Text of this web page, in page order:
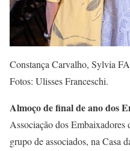
Constança Carvalho, Sylvia
Fotos: Ulisses Franceschi.
Almoço de final de ano dos
Associação dos
grupo de associados, na Casa